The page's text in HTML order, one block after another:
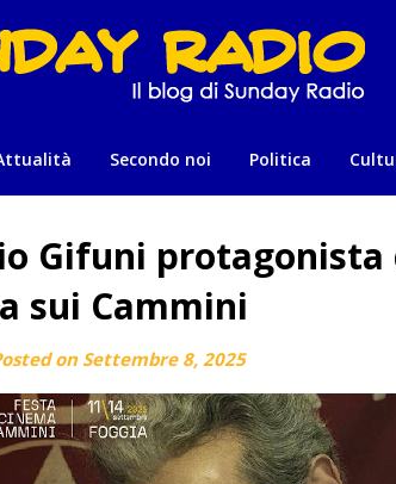
Secondo noi Politica
Gifuni protagonista
sui Cammini
onSettembre 8, 2025